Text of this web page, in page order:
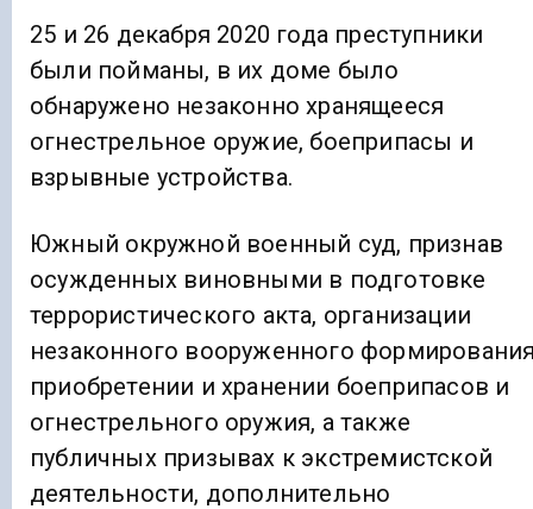
25 и 26 декабря 2020 года преступники
были пойманы, в их доме было
обнаружено незаконно хранящееся
огнестрельное оружие, боеприпасы и
взрывные устройства.
Южный окружной военный суд, признав
осужденных виновными в подготовке
террористического акта, организации
незаконного вооруженного
приобретении и хранении боеприпасов и
огнестрельного оружия, а также
публичных призывах к экстремистской
деятельности, дополнительно